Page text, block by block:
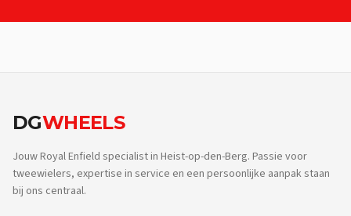
DGWHEELS
Jouw Royal Enfield specialist in Heist-op-den-Berg. Passie voor
tweewielers, expertise in service en een persoonlijke aanpak staan
bij ons centraal.